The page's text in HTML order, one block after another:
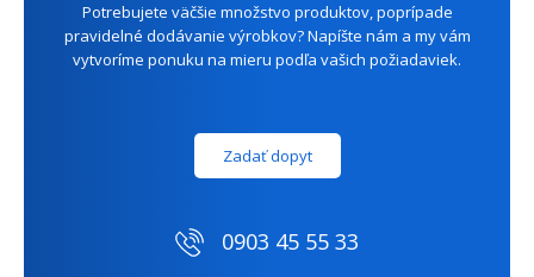
Potrebujete väčšie množstvo produktov, poprípade
pravidelné dodávanie výrobkov? Napíšte nám a my vám
vytvoríme ponuku na mieru podľa vašich požiadaviek.
Zadať dopyt
0903 45 55 33